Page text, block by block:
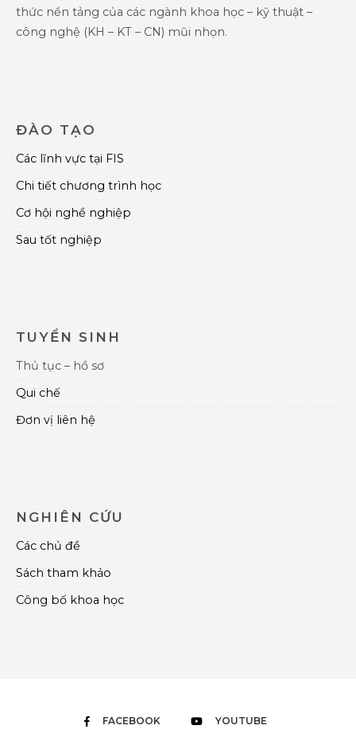
thức nền tảng của các ngành khoa học – kỹ thuật –
công nghệ (KH – KT – CN) mũi nhọn.
ĐÀO TẠO
Các lĩnh vực tại FIS
Chi tiết chương trình học
Cơ hội nghề nghiệp
Sau tốt nghiệp
TUYỂN SINH
Thủ tục – hồ sơ
Qui chế
Đơn vị liên hệ
NGHIÊN CỨU
Các chủ đề
Sách tham khảo
Công bố khoa học
FACEBOOK YOUTUBE